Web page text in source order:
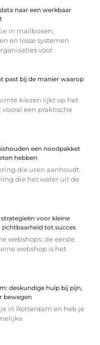
naar een werkbaar
in mailboxen,
en losse systemen
voor
past bij de manier waarop
kiezen lijkt op het
vooral een praktische
een noodpakket
hebben
die uren aanhoudt.
die het water uit de
strategieën voor kleine
zichtbaarheid tot succes
webshops: de eerste
webshop is het
deskundige hulp bij pijn,
bewegen
in Rotterdam en heb je